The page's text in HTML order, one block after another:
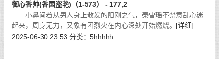
御心香帅(香国盗艳)（1-573） - 177,2
小鼻闻着从男人身上散发的阳刚之气，秦雪瑶不禁意乱心迷
起来，周身无力，又象有团烈火在内心深处开始燃烧。 [详细]
2025-06-30 23:53 分类： 5hhhhh